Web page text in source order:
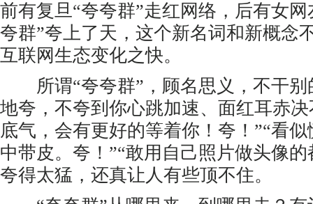
前有复旦“夸夸群”走红网络，后有女
夸群”夸上了天，这个新名词和新概念
互联网生态变化之快。
所谓“夸夸群”，顾名思义，不干别
地夸，不夸到你心跳加速、面红耳赤
底气，会有更好的等着你！夸！”“看
中带皮。夸！”“敢用自己照片做头像
夸得太猛，还真让人有些顶不住。